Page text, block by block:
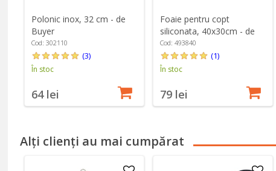
Polonic inox, 32 cm - de
Buyer
Cod: 302110
(3)
În stoc
64 lei
Foaie pentru copt
siliconata, 40x30cm - de
Buyer
Cod: 493840
(1)
În stoc
79 lei
Alți clienți au mai cumpărat